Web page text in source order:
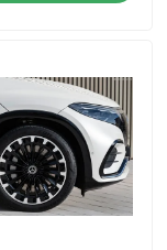
حول بنا
جولة في المعمل
ضبط الجودة